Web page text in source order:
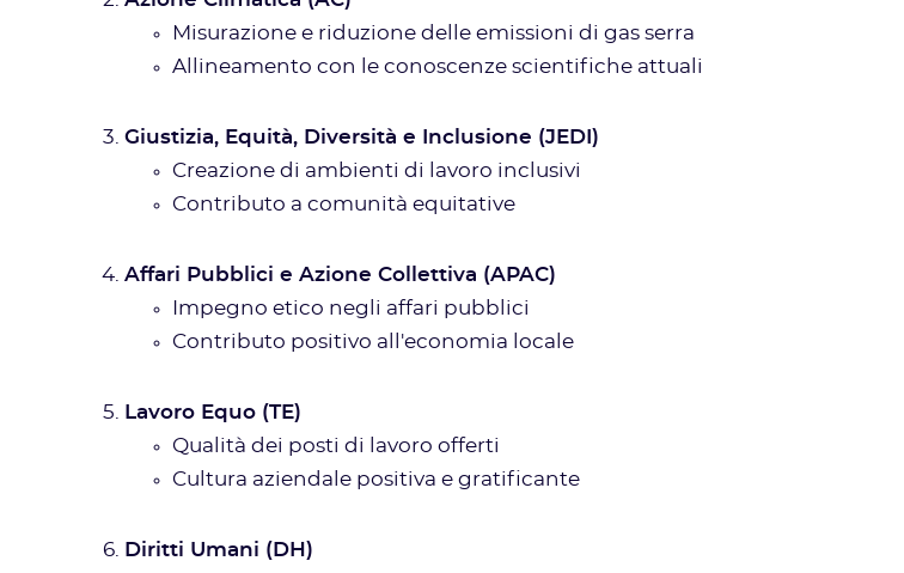
Misurazione e riduzione delle emissioni di gas serra
Allineamento con le conoscenze scientifiche attuali
Giustizia, Equità, Diversità e Inclusione (JEDI)
Creazione di ambienti di lavoro inclusivi
Contributo a comunità equitative
Affari Pubblici e Azione Collettiva (APAC)
Impegno etico negli affari pubblici
Contributo positivo all'economia locale
Lavoro Equo (TE)
Qualità dei posti di lavoro offerti
Cultura aziendale positiva e gratificante
Diritti Umani (DH)